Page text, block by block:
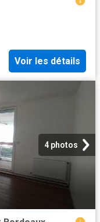
Voir les détails
4 photos